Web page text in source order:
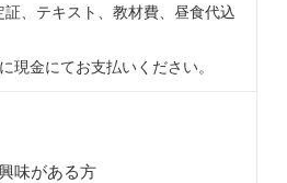
証、テキスト、教材費、昼食代込
現金にてお支払いください。
味がある方